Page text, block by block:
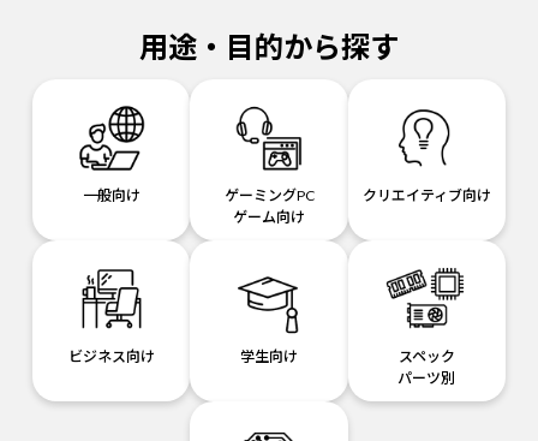
用途・目的から探す
一般向け
ゲーミングPC
ゲーム向け
クリエイティブ向け
ビジネス向け 学生向け
スペック
パーツ別